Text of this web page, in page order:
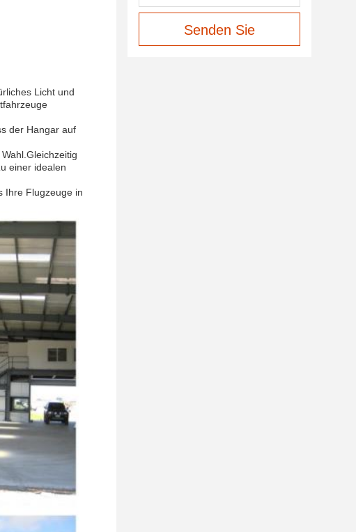
Licht und
der Hangar auf
einer idealen
Ihre Flugzeuge in
Senden Sie